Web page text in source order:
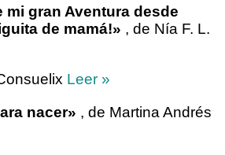
mi gran Aventura desde
de mamá!» , de Nía F. L.
Leer »
nacer» , de Martina Andrés